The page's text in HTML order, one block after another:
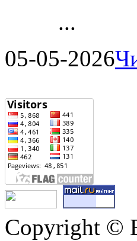
...
05-05-2026
Copyright